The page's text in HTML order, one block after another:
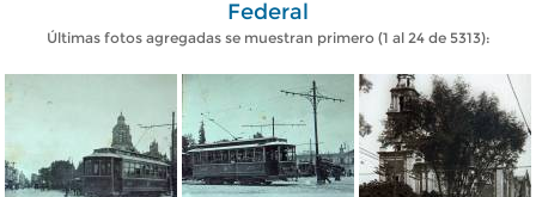
Federal
Últimas fotos agregadas se muestran primero (1 al 24 de 5313):